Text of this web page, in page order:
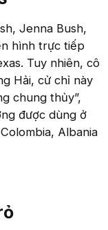
Jenna Bush,
hình trực tiếp
Tuy nhiên, cô
Hải, cử chỉ này
chung thủy”,
được dùng ở
Albania